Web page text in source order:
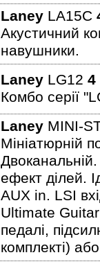
Laney LA15C
Акустичний
навушники.
Laney LG12 4
Комбо серії
Laney MINI-
Мініатюрній
ефект ділей.
AUX in. LSI
Ultimate Guitar
педалі,
комплекті)